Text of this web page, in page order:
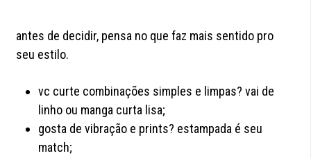
antes de decidir, pensa no que faz mais sentido pro
seu estilo.
vc curte combinações simples e limpas? vai de
linho ou manga curta lisa;
gosta de vibração e prints? estampada é seu
match;